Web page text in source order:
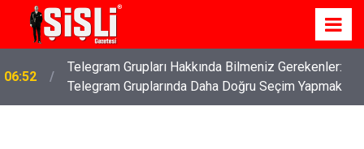
04:43
İş Davaları: Haklarınızı Bilmek ve Koruma Altına
Almak